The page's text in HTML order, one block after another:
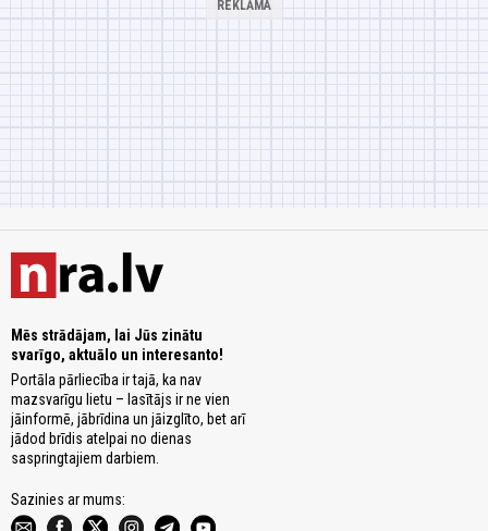
Mēs strādājam, lai Jūs zinātu
svarīgo, aktuālo un interesanto!
Portāla pārliecība ir tajā, ka nav
mazsvarīgu lietu – lasītājs ir ne vien
jāinformē, jābrīdina un jāizglīto, bet arī
jādod brīdis atelpai no dienas
saspringtajiem darbiem.
Sazinies ar mums: